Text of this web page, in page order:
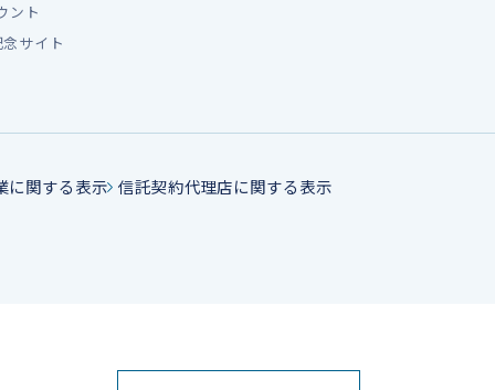
ント
サイト
に関する表示 信託契約代理店に関する表示